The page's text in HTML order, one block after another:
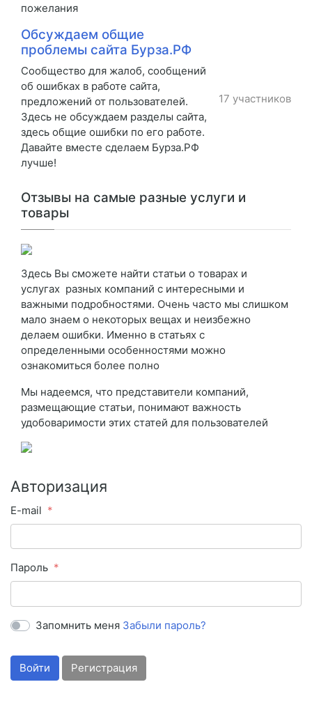
пожелания
Обсуждаем общие
проблемы сайта Бурза.РФ
Сообщество для жалоб, сообщений
об ошибках в работе сайта,
предложений от пользователей.
Здесь не обсуждаем разделы сайта,
здесь общие ошибки по его работе.
Давайте вместе сделаем Бурза.РФ
лучше!
17 участников
Отзывы на самые разные услуги и
товары
Здесь Вы сможете найти статьи о товарах и
услугах разных компаний с интересными и
важными подробностями. Очень часто мы слишком
мало знаем о некоторых вещах и неизбежно
делаем ошибки. Именно в статьях с
определенными особенностями можно
ознакомиться более полно
Мы надеемся, что представители компаний,
размещающие статьи, понимают важность
удобоваримости этих статей для пользователей
Авторизация
E-mail
Пароль
Запомнить меня Забыли пароль?
Войти Регистрация